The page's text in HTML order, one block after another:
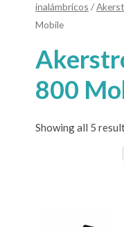
inalámbricos /
Mobile
800
Showing all 5